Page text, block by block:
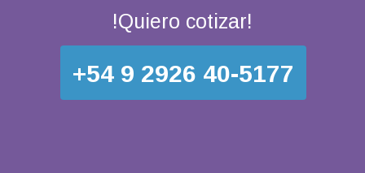
!Quiero cotizar!
+54 9 2926 40-5177